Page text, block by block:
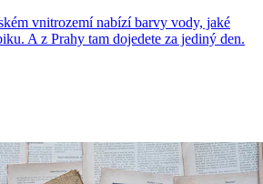
vnitrozemí nabízí barvy vody, jaké
A z Prahy tam dojedete za jediný den.